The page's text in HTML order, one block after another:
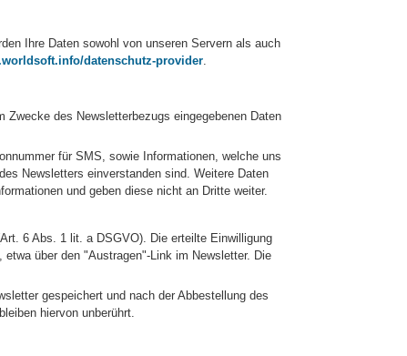
Ihre Daten sowohl von unseren Servern als auch
datenschutz-provider.
des Newsletterbezugs eingegebenen Daten
für SMS, sowie Informationen, welche uns
Newsletters einverstanden sind. Weitere Daten
und geben diese nicht an Dritte weiter.
6 Abs. 1 lit. a DSGVO). Die erteilte Einwilligung
über den "Austragen"-Link im Newsletter. Die
gespeichert und nach der Abbestellung des
hiervon unberührt.